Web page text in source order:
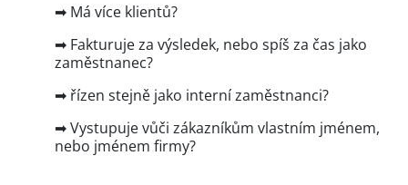
➡ Má více klientů?
➡ Fakturuje za výsledek, nebo spíš za čas jako
zaměstnanec?
➡ řízen stejně jako interní zaměstnanci?
➡ Vystupuje vůči zákazníkům vlastním jménem,
nebo jménem firmy?